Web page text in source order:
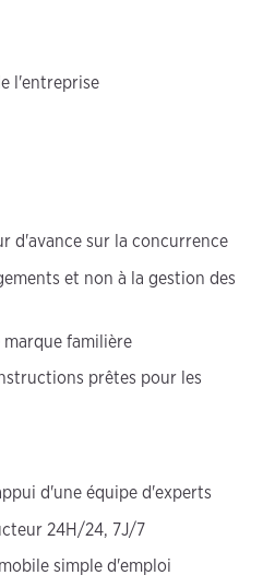
l'entreprise
d'avance sur la concurrence
et non à la gestion des
familière
prêtes pour les
d'une équipe d'experts
24H/24, 7J/7
simple d'emploi